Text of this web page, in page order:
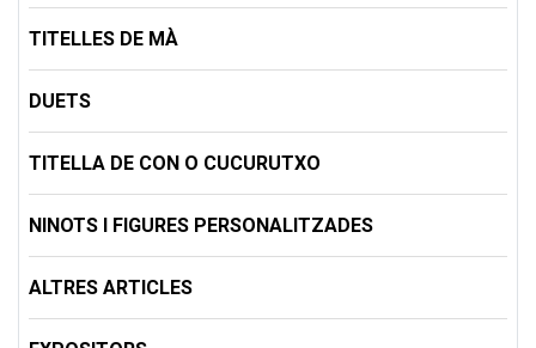
TITELLES DE MÀ
DUETS
TITELLA DE CON O CUCURUTXO
NINOTS I FIGURES PERSONALITZADES
ALTRES ARTICLES